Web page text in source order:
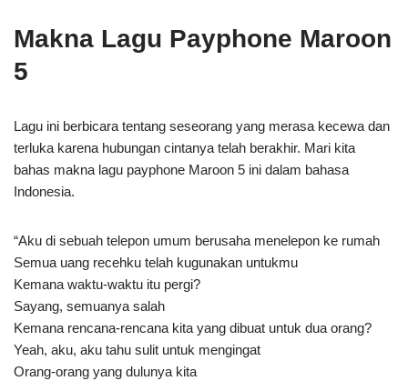
Makna Lagu Payphone Maroon
5
Lagu ini berbicara tentang seseorang yang merasa kecewa dan
terluka karena hubungan cintanya telah berakhir. Mari kita
bahas makna lagu payphone Maroon 5 ini dalam bahasa
Indonesia.
“Aku di sebuah telepon umum berusaha menelepon ke rumah
Semua uang recehku telah kugunakan untukmu
Kemana waktu-waktu itu pergi?
Sayang, semuanya salah
Kemana rencana-rencana kita yang dibuat untuk dua orang?
Yeah, aku, aku tahu sulit untuk mengingat
Orang-orang yang dulunya kita